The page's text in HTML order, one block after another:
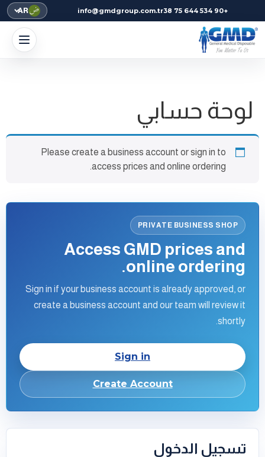
+90 534 644 75 38
info@gmdgroup.com.tr
AR
لوحة حسابي
Please create a business account or sign in to
access prices and online ordering.
PRIVATE BUSINESS SHOP
Access GMD prices and
online ordering.
Sign in if your business account is already approved, or
create a business account and our team will review it
shortly.
Sign in
Create Account
تسجيل الدخول